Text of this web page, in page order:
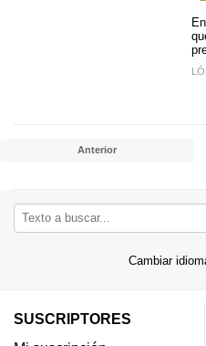
Anterior
Cambiar
SUSCRIPTORES